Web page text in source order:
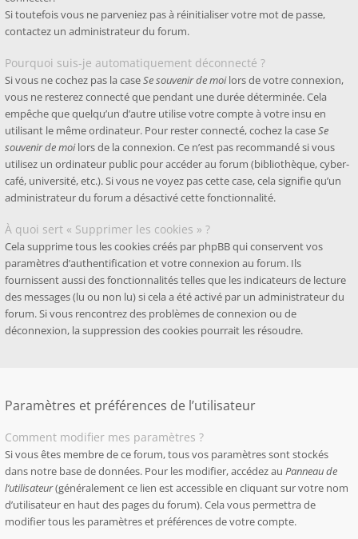
Si toutefois vous ne parveniez pas à réinitialiser votre mot de passe,
contactez un administrateur du forum.
Pourquoi suis-je automatiquement déconnecté ?
Si vous ne cochez pas la caseSe souvenir de moilors de votre connexion,
vous ne resterez connecté que pendant une durée déterminée. Cela
empêche que quelqu’un d’autre utilise votre compte à votre insu en
utilisant le même ordinateur. Pour rester connecté, cochez la caseSe
souvenir de moilors de la connexion. Ce n’est pas recommandé si vous
utilisez un ordinateur public pour accéder au forum (bibliothèque, cyber-
café, université, etc.). Si vous ne voyez pas cette case, cela signifie qu’un
administrateur du forum a désactivé cette fonctionnalité.
À quoi sert « Supprimer les cookies » ?
Cela supprime tous les cookies créés par phpBB qui conservent vos
paramètres d’authentification et votre connexion au forum. Ils
fournissent aussi des fonctionnalités telles que les indicateurs de lecture
des messages (lu ou non lu) si cela a été activé par un administrateur du
forum. Si vous rencontrez des problèmes de connexion ou de
déconnexion, la suppression des cookies pourrait les résoudre.
Paramètres et préférences de l’utilisateur
Comment modifier mes paramètres ?
Si vous êtes membre de ce forum, tous vos paramètres sont stockés
dans notre base de données. Pour les modifier, accédez au Panneau de
l’utilisateur(généralement ce lien est accessible en cliquant sur votre nom
d’utilisateur en haut des pages du forum). Cela vous permettra de
modifier tous les paramètres et préférences de votre compte.